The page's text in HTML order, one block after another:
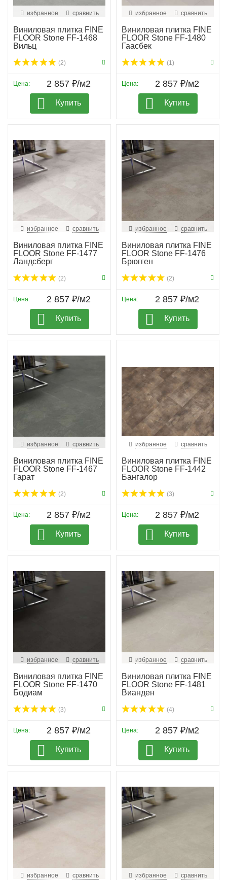
избранное сравнить
Виниловая плитка FINE
FLOOR Stone FF-1468
Вильц
(2)
Цена: 2 857 ₽/м2
Купить
избранное сравнить
Виниловая плитка FINE
FLOOR Stone FF-1480
Гаасбек
(1)
Цена: 2 857 ₽/м2
Купить
избранное сравнить
Виниловая плитка FINE
FLOOR Stone FF-1477
Ландсберг
(2)
Цена: 2 857 ₽/м2
Купить
избранное сравнить
Виниловая плитка FINE
FLOOR Stone FF-1476
Брюгген
(2)
Цена: 2 857 ₽/м2
Купить
избранное сравнить
Виниловая плитка FINE
FLOOR Stone FF-1467
Гарат
(2)
Цена: 2 857 ₽/м2
Купить
избранное сравнить
Виниловая плитка FINE
FLOOR Stone FF-1442
Бангалор
(3)
Цена: 2 857 ₽/м2
Купить
избранное сравнить
Виниловая плитка FINE
FLOOR Stone FF-1470
Бодиам
(3)
Цена: 2 857 ₽/м2
Купить
избранное сравнить
Виниловая плитка FINE
FLOOR Stone FF-1481
Вианден
(4)
Цена: 2 857 ₽/м2
Купить
избранное сравнить избранное сравнить